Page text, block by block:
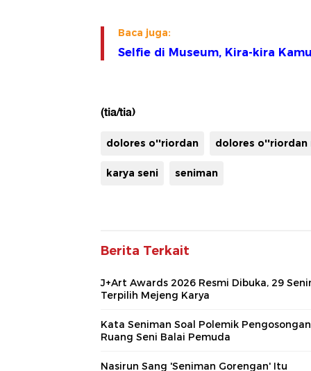
Baca juga:
Selfie di Museum, Kira-kira
(tia/tia)
dolores o''riordan dolores o''riordan
karya seni seniman
Berita Terkait
J+Art Awards 2026 Resmi Dibuka, 29
Terpilih Mejeng Karya
Kata Seniman Soal Polemik Pengosongan
Ruang Seni Balai Pemuda
Nasirun Sang 'Seniman Gorengan' Itu